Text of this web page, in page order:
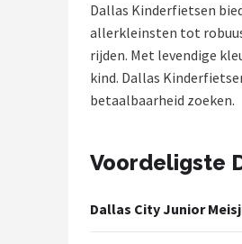
Kinderfietsen
Stadsfietsen
Mountainbikes
POPULAIRE MERKEN
Dallas Kinderfietsen
allerkleinsten tot
rijden. Met levendige
kind. Dallas
betaalbaarheid zoeken.
Voordeligste
Dallas City Junior